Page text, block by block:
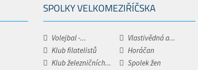
SPOLKY VELKOMEZIŘÍČSKA
Volejbal -...
Vlastivědná a...
Klub filatelistů
Horáčan
Klub železničních...
Spolek žen